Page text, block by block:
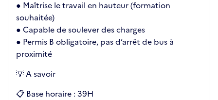
● Maîtrise le travail en hauteur (formation
souhaitée)
● Capable de soulever des charges
● Permis B obligatoire, pas d’arrêt de bus à
proximité
💡 A savoir
📋 Base horaire : 39H